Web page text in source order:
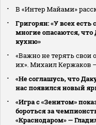
В «Интер Майами»
Григорян: «У всех есть
многие опасаются,
кухню»
«Важно не терять
их». Михаил Кержаков
«Не соглашусь, что
нас появился новый
«Игра с «Зенитом»
бороться за
«Краснодаром» —